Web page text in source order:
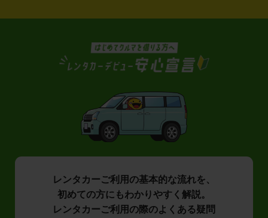
レンタカーご利用の基本的な流れを、
初めての方にもわかりやすく解説。
レンタカーご利用の際のよくある疑問